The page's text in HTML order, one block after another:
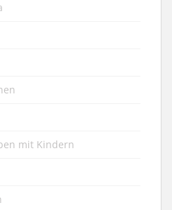
mit Kindern